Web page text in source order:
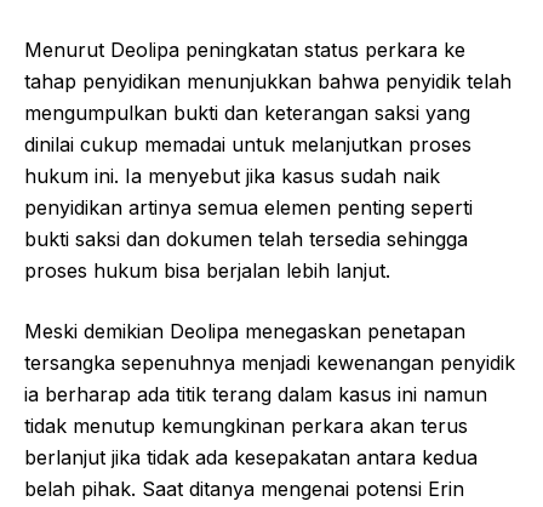
Menurut Deolipa peningkatan status perkara ke
tahap penyidikan menunjukkan bahwa penyidik telah
mengumpulkan bukti dan keterangan saksi yang
dinilai cukup memadai untuk melanjutkan proses
hukum ini. Ia menyebut jika kasus sudah naik
penyidikan artinya semua elemen penting seperti
bukti saksi dan dokumen telah tersedia sehingga
proses hukum bisa berjalan lebih lanjut.
Meski demikian Deolipa menegaskan penetapan
tersangka sepenuhnya menjadi kewenangan penyidik
ia berharap ada titik terang dalam kasus ini namun
tidak menutup kemungkinan perkara akan terus
berlanjut jika tidak ada kesepakatan antara kedua
belah pihak. Saat ditanya mengenai potensi Erin